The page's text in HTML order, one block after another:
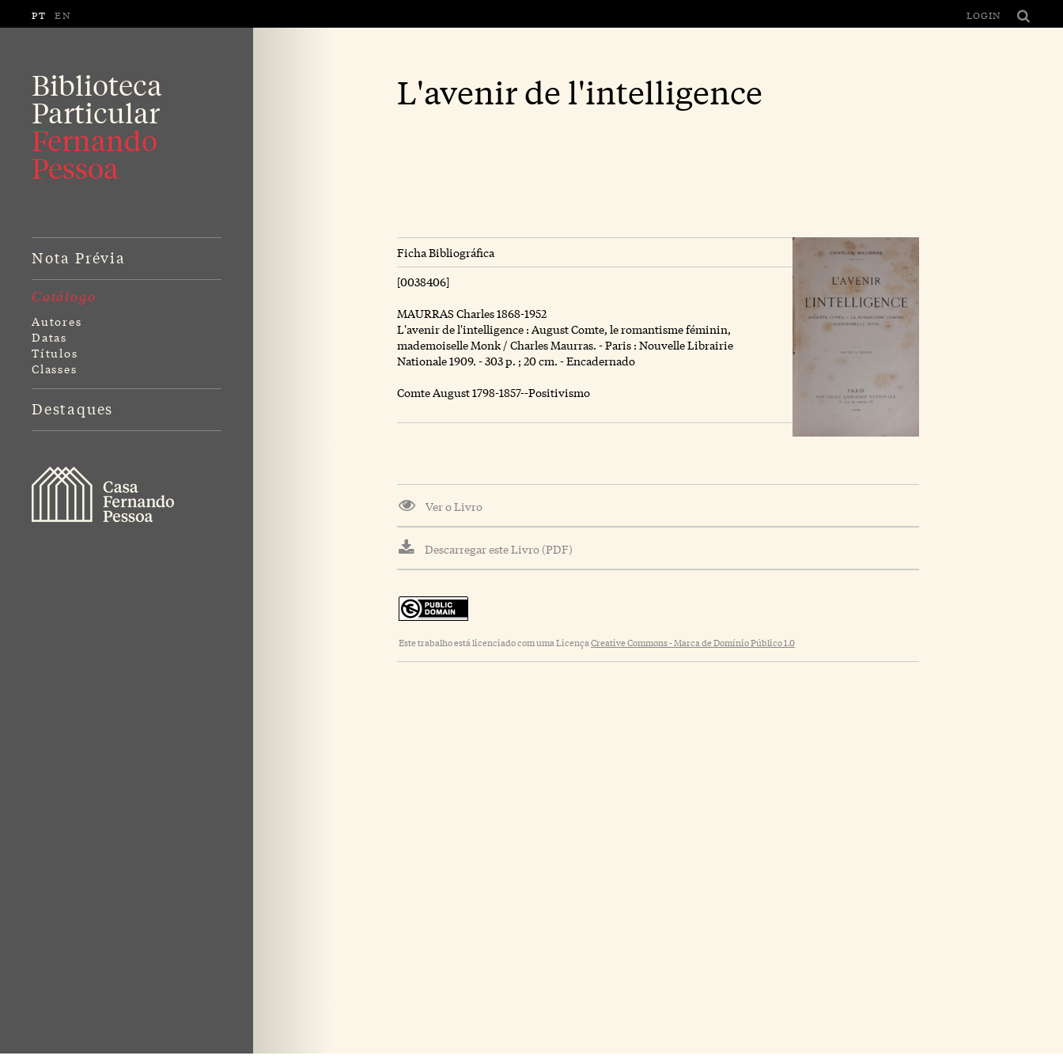
PT EN LOGIN
Biblioteca
Particular
Fernando
Pessoa
Nota Prévia
Catálogo
Autores
Datas
Títulos
Classes
Destaques
L'avenir de l'intelligence
Ficha Bibliográfica
[0038406]
MAURRAS Charles 1868-1952
L'avenir de l'intelligence : August Comte, le romantisme féminin,
mademoiselle Monk / Charles Maurras. - Paris : Nouvelle Librairie
Nationale 1909. - 303 p. ; 20 cm. - Encadernado
Comte August 1798-1857--Positivismo
Ver o Livro
Descarregar este Livro (PDF)
Este trabalho está licenciado com uma LicençaCreative Commons - Marca de Domínio Público 1.0